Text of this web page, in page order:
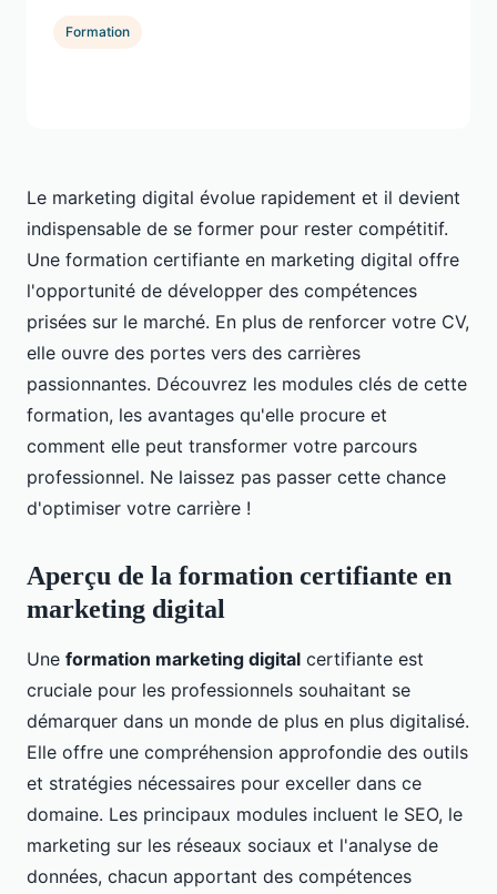
Le marketing digital évolue rapidement et il devient
indispensable de se former pour rester compétitif.
Une formation certifiante en marketing digital offre
l'opportunité de développer des compétences
prisées sur le marché. En plus de renforcer votre CV,
elle ouvre des portes vers des carrières
passionnantes. Découvrez les modules clés de cette
formation, les avantages qu'elle procure et
comment elle peut transformer votre parcours
professionnel. Ne laissez pas passer cette chance
d'optimiser votre carrière !
Aperçu de la formation certifiante en
marketing digital
Une formation marketing digital certifiante est
cruciale pour les professionnels souhaitant se
démarquer dans un monde de plus en plus digitalisé.
Elle offre une compréhension approfondie des outils
et stratégies nécessaires pour exceller dans ce
domaine. Les principaux modules incluent le SEO, le
marketing sur les réseaux sociaux et l'analyse de
données, chacun apportant des compétences
Formation